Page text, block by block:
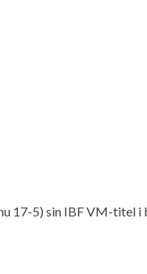
17-5) sin IBF VM-